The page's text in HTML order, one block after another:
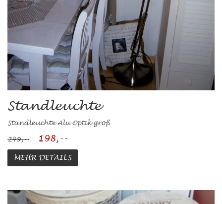
Standleuchte
Standleuchte Alu Optik groß
249,--
198,--
MEHR DETAILS